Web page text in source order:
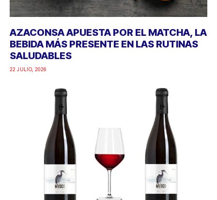
AZACONSA APUESTA POR EL MATCHA, LA
BEBIDA MÁS PRESENTE EN LAS RUTINAS
SALUDABLES
22 JULIO, 2026